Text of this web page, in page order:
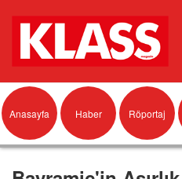
Anasayfa Haber Röportaj